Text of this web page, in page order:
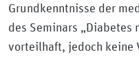
Grundkenntnisse der
des Seminars
vorteilhaft, jedoch keine